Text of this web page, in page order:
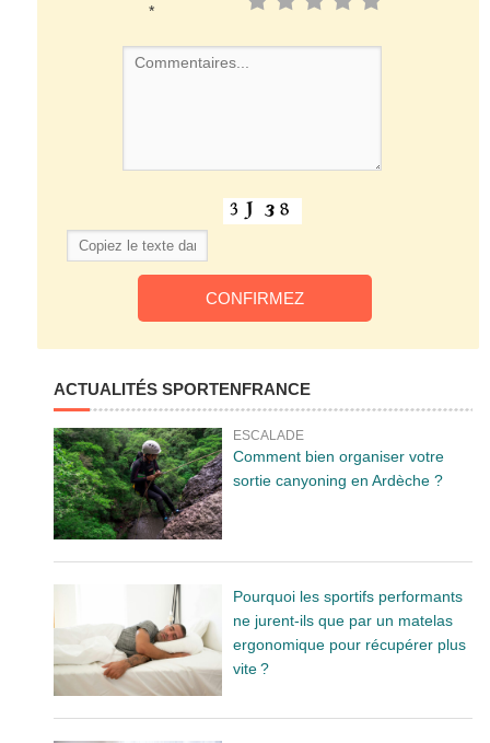
*
ACTUALITÉS SPORTENFRANCE
ESCALADE
Comment bien organiser votre
sortie canyoning en Ardèche ?
Pourquoi les sportifs performants
ne jurent-ils que par un matelas
ergonomique pour récupérer plus
vite ?